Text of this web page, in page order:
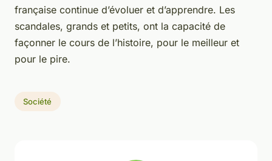
française continue d’évoluer et d’apprendre. Les
scandales, grands et petits, ont la capacité de
façonner le cours de l’histoire, pour le meilleur et
pour le pire.
Société